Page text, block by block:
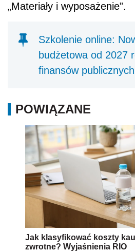
„Materiały i wyposażenie”.
Szkolenie online:
budżetowa od 2027
finansów
POWIĄZANE
Jak klasyfikować koszty
zwrotne? Wyjaśnienia RIO